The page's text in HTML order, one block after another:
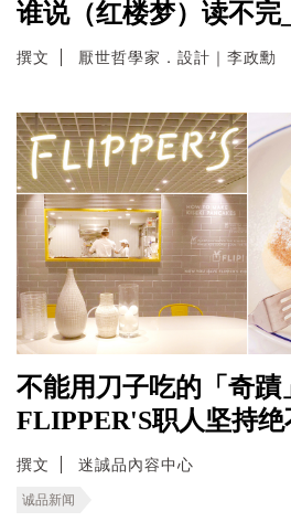
谁说（红楼梦）读不完
撰文 厭世哲學家．設計｜李政勳
不能用刀子吃的「奇蹟
FLIPPER'S职人坚持绝
撰文 迷誠品內容中心
诚品新闻